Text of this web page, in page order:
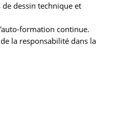
dessin technique et
formation continue.
la responsabilité dans la